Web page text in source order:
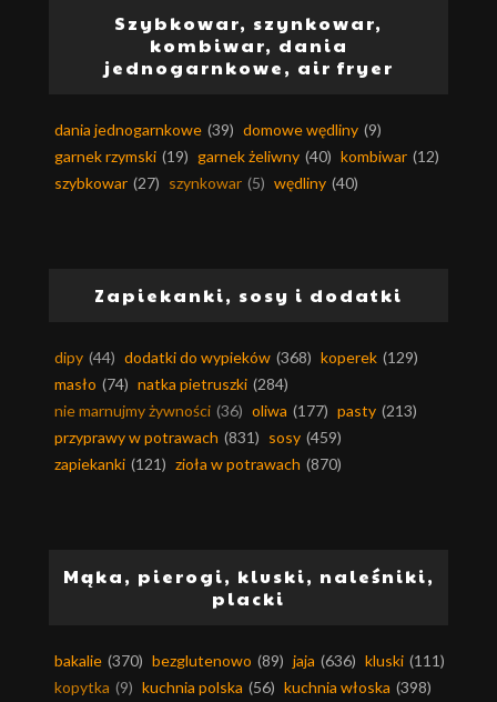
Szybkowar, szynkowar,
kombiwar, dania
jednogarnkowe, air fryer
dania jednogarnkowe (39) domowe wędliny (9)
garnek rzymski (19) garnek żeliwny (40) kombiwar (12)
szybkowar (27) szynkowar (5) wędliny (40)
Zapiekanki, sosy i dodatki
dipy (44) dodatki do wypieków (368) koperek (129)
masło (74) natka pietruszki (284)
nie marnujmy żywności (36) oliwa (177) pasty (213)
przyprawy w potrawach (831) sosy (459)
zapiekanki (121) zioła w potrawach (870)
Mąka, pierogi, kluski, naleśniki,
placki
bakalie (370) bezglutenowo (89) jaja (636) kluski (111)
kopytka (9) kuchnia polska (56) kuchnia włoska (398)